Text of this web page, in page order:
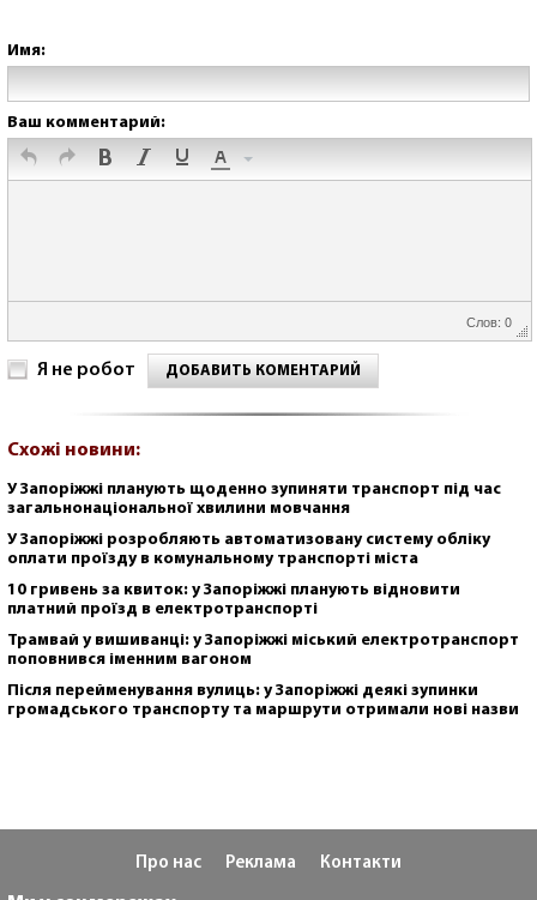
Имя:
Ваш комментарий:
Слов: 0
Я не робот ДОБАВИТЬ КОМЕНТАРИЙ
Схожі новини:
У Запоріжжі планують щоденно зупиняти транспорт під час
загальнонаціональної хвилини мовчання
У Запоріжжі розробляють автоматизовану систему обліку
оплати проїзду в комунальному транспорті міста
10 гривень за квиток: у Запоріжжі планують відновити
платний проїзд в електротранспорті
Трамвай у вишиванці: у Запоріжжі міський електротранспорт
поповнився іменним вагоном
Після перейменування вулиць: у Запоріжжі деякі зупинки
громадського транспорту та маршрути отримали нові назви
Про нас Реклама Контакти